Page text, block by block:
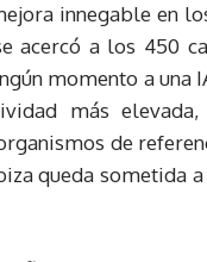
innegable en
acercó a los 450
momento a una
más
de
queda sometida